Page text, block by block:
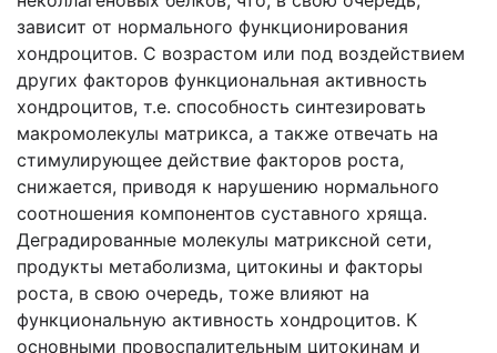
зависит от нормального функционирования
хондроцитов. С возрастом или под воздействием
других факторов функциональная активность
хондроцитов, т.е. способность синтезировать
макромолекулы матрикса, а также отвечать на
стимулирующее действие факторов роста,
снижается, приводя к нарушению нормального
соотношения компонентов суставного хряща.
Деградированные молекулы матриксной сети,
продукты метаболизма, цитокины и факторы
роста, в свою очередь, тоже влияют на
функциональную активность хондроцитов. К
основными провоспалительным цитокинам и